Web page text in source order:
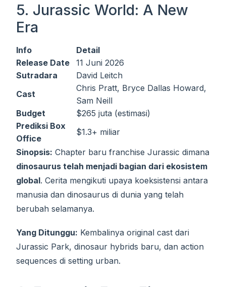
5. Jurassic World: A New
Era
Info
Detail
Release Date
11 Juni 2026
Sutradara
David Leitch
Cast
Chris Pratt, Bryce Dallas Howard,
Sam Neill
Budget
$265 juta (estimasi)
Prediksi Box
Office
$1.3+ miliar
Sinopsis: Chapter baru franchise Jurassic dimana
dinosaurus telah menjadi bagian dari ekosistem
global. Cerita mengikuti upaya koeksistensi antara
manusia dan dinosaurus di dunia yang telah
berubah selamanya.
Yang Ditunggu: Kembalinya original cast dari
Jurassic Park, dinosaur hybrids baru, dan action
sequences di setting urban.